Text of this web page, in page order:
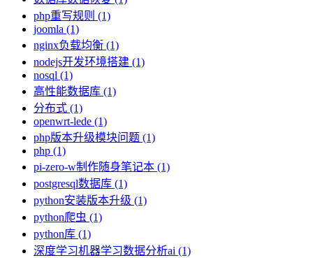
php重写规则 (1)
joomla (1)
nginx负载均衡 (1)
nodejs开发环境搭建 (1)
nosql (1)
高性能数据库 (1)
分布式 (1)
openwrt-lede (1)
php版本升级模块问题 (1)
php (1)
pi-zero-w制作随身笔记本 (1)
postgresql数据库 (1)
python安装版本升级 (1)
python爬虫 (1)
python库 (1)
深度学习机器学习数据分析ai (1)